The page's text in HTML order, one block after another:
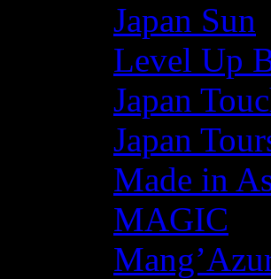
Japan Sun
Level Up
Japan
Japan
Made in
MAGIC